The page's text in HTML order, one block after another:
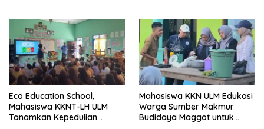
Eco Education School,
Mahasiswa KKNT-LH ULM
Tanamkan Kepedulian
Mahasiswa KKN ULM Edukasi
Warga Sumber Makmur
Budidaya Maggot untuk